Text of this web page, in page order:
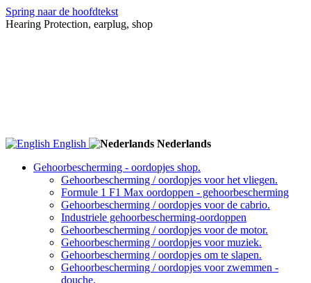
Spring naar de hoofdtekst
Hearing Protection, earplug, shop
English
Nederlands
Gehoorbescherming - oordopjes shop.
Gehoorbescherming / oordopjes voor het vliegen.
Formule 1 F1 Max oordoppen - gehoorbescherming
Gehoorbescherming / oordopjes voor de cabrio.
Industriele gehoorbescherming-oordoppen
Gehoorbescherming / oordopjes voor de motor.
Gehoorbescherming / oordopjes voor muziek.
Gehoorbescherming / oordopjes om te slapen.
Gehoorbescherming / oordopjes voor zwemmen -
douche.